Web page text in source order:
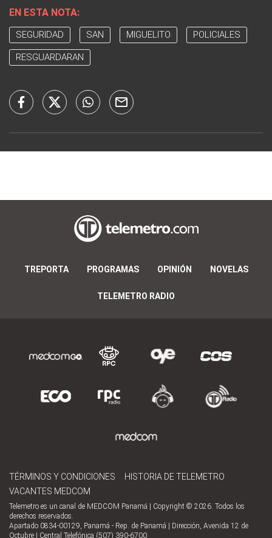
EN ESTA NOTA:
SEGURIDAD SAN MIGUELITO POLICIALES
RESGUARDARAN
TREPORTA PROGRAMAS OPINIÓN NOVELAS
TELEMETRO RADIO
TÉRMINOS Y CONDICIONES
HISTORIA DE TELEMETRO
VACANTES MEDCOM
Telemetro es un canal de MEDCOM Panamá | Copyright © 2026. Todos los
derechos reservados.
Apartado 0834-00129, Panamá - Rep. de Panamá | Dirección, Avenida 12 de
Octubre | Central Telefónica (507) 390-6700